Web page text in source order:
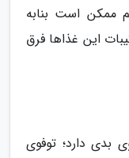
ممکن است بنابه
این غذاها فرق
بدی دارد؛ توفوی